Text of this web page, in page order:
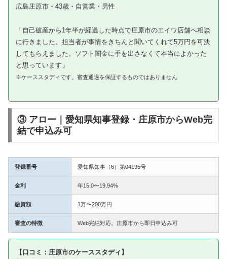
広島庄原市・43歳・自営業・男性
「自己破産から1年半が経過した時点で庄原市のエイワ店舗へ相談
に行きました。担当者が事情をきちんと聞いてくれて5万円を可決
してもらえました。ソフト闇金に手を出さなくて本当によかった
と思っています」
※ケーススタディです。審査通過を保証するものではありません
③ アロー｜愛知県知事登録・庄原市からWeb完
結で申込み可
登録番号 愛知県知事（6）第04195号
金利 年15.0〜19.94%
融資額 1万〜200万円
審査の特徴 Web完結対応。庄原市から即日申込み可
【口コミ：庄原市のケーススタディ】